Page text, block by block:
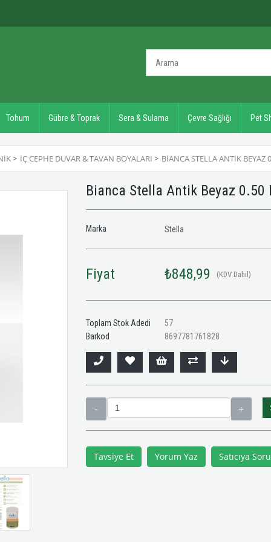
Tohum Gübre & Toprak Sera & Sulama Çevre Sağlığı Pet
> İÇ CEPHE DUVAR & TAVAN BOYALARI > BIANCA STELLA ANTIK BEYAZ
Bianca Stella Antik Beyaz
Marka Stella
Fiyat ₺848,99 (KDV Dahil)
Toplam Stok Adedi
57
Barkod
8697781761828
Tavsiye Et Yorum Yaz Satıcıya